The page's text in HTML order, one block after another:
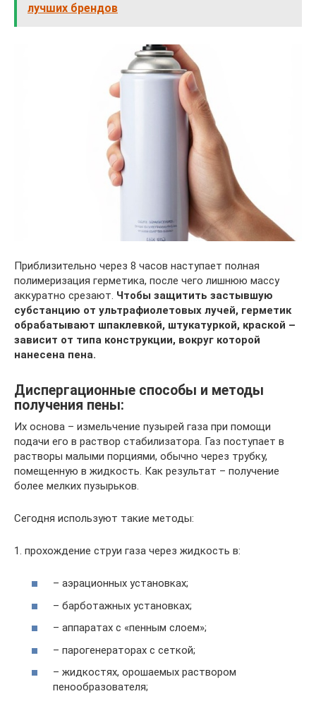
лучших брендов
Приблизительно через 8 часов наступает полная
полимеризация герметика, после чего лишнюю массу
аккуратно срезают. Чтобы защитить застывшую
субстанцию от ультрафиолетовых лучей, герметик
обрабатывают шпаклевкой, штукатуркой, краской –
зависит от типа конструкции, вокруг которой
нанесена пена.
Диспергационные способы и методы
получения пены:
Их основа – измельчение пузырей газа при помощи
подачи его в раствор стабилизатора. Газ поступает в
растворы малыми порциями, обычно через трубку,
помещенную в жидкость. Как результат – получение
более мелких пузырьков.
Сегодня используют такие методы:
1. прохождение струи газа через жидкость в:
– аэрационных установках;
– барботажных установках;
– аппаратах с «пенным слоем»;
– парогенераторах с сеткой;
– жидкостях, орошаемых раствором
пенообразователя;